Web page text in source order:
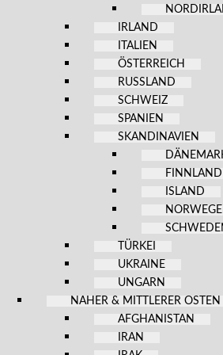
IRLAND
ITALIEN
ÖSTERREICH
RUSSLAND
SCHWEIZ
SPANIEN
SKANDINAVIEN
FINNLAND
ISLAND
TÜRKEI
UKRAINE
UNGARN
NAHER & MITTLERER OSTEN
AFGHANISTAN
IRAN